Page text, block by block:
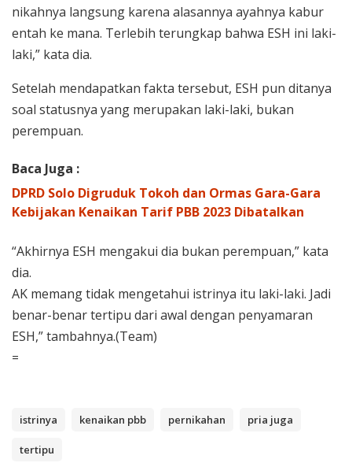
nikahnya langsung karena alasannya ayahnya kabur
entah ke mana. Terlebih terungkap bahwa ESH ini laki-
laki,” kata dia.
Setelah mendapatkan fakta tersebut, ESH pun ditanya
soal statusnya yang merupakan laki-laki, bukan
perempuan.
Baca Juga :
DPRD Solo Digruduk Tokoh dan Ormas Gara-Gara
Kebijakan Kenaikan Tarif PBB 2023 Dibatalkan
“Akhirnya ESH mengakui dia bukan perempuan,” kata
dia.
AK memang tidak mengetahui istrinya itu laki-laki. Jadi
benar-benar tertipu dari awal dengan penyamaran
ESH,” tambahnya.(Team)
=
istrinya kenaikan pbb pernikahan pria juga
tertipu